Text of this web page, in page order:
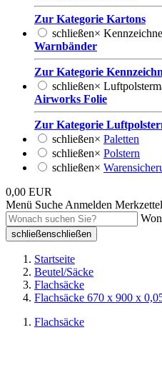
Zur Kategorie Kartons
schließen×
Warnbänder
Zur Kategorie
schließen×
Airworks Folie
Zur Kategorie
schließen× Paletten
schließen× Polstern
schließen×
0,00 EUR
Menü Suche Anmelden Merkzettel
schließenschließen
Startseite
Beutel/Säcke
Flachsäcke
Flachsäcke 670 x 900 x
Flachsäcke